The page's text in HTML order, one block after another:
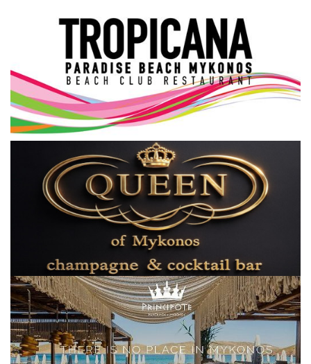
Aegean Islands
Σεβασμιώτατος Δωρόθεος Β’
Cost Of Living Crisis
Opinion + Analysis
L’Art des Sens
All News
Local Elections 2023
Elections 2023
Γλώσσα